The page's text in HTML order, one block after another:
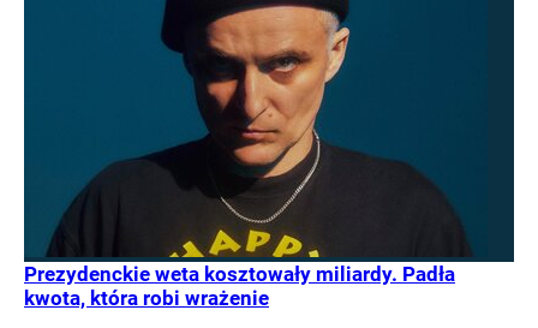
Prezydenckie weta kosztowały miliardy. Padła
kwota, która robi wrażenie